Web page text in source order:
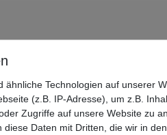
ähnliche Technologien auf unserer
(z.B. IP-Adresse), um z.B.
Zugriffe auf unsere Website zu
Daten mit Dritten, die wir in